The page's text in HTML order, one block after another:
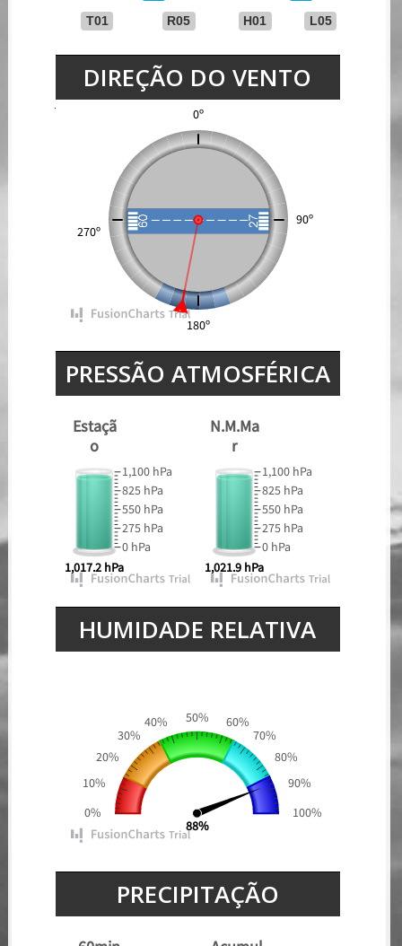
T01 R05 H01 L05
DIREÇÃO DO VENTO
0º
90º
180º
270º
PRESSÃO ATMOSFÉRICA
0 hPa
275 hPa
550 hPa
825 hPa
1,100 hPa
1,017.2 hPa
Estaçã
o
0 hPa
275 hPa
550 hPa
825 hPa
1,100 hPa
1,021.9 hPa
N.M.Ma
r
HUMIDADE RELATIVA
0%
10%
20%
30%
40% 50%
60%
70%
80%
90%
100%
88%
PRECIPITAÇÃO